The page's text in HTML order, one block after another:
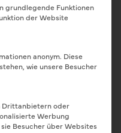
LEIPZIG
FÜR IHRE
Leipzig , die Eindruck
grundlegende Funktionen
der Website
anonym. Diese
wie unsere Besucher
Drittanbietern oder
Werbung
Besucher über Websites